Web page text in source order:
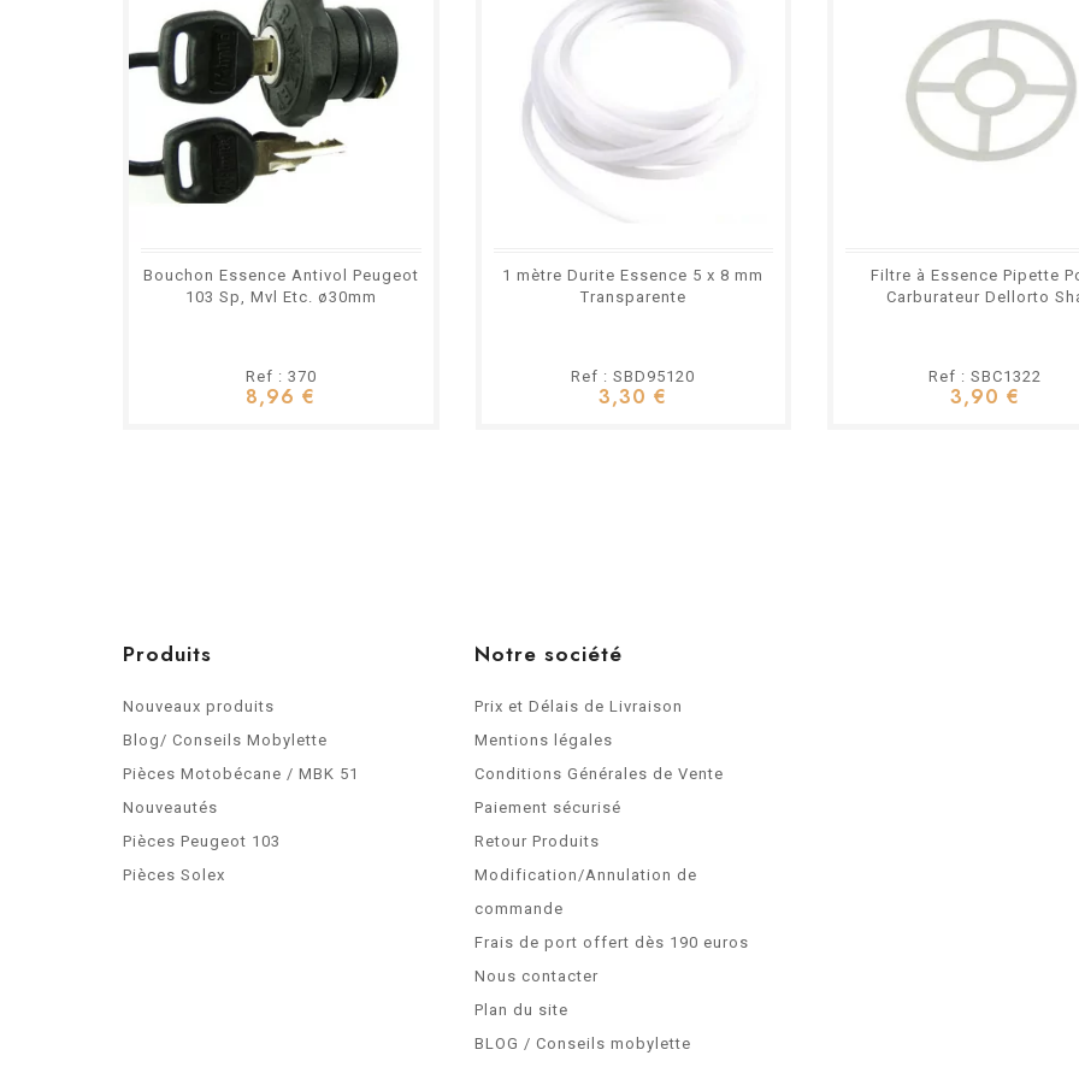
Bouchon Essence Antivol Peugeot
103 Sp, Mvl Etc. ø30mm
Ref : 370
8,96 €
1 mètre Durite Essence 5 x 8 mm
Transparente
Ref : SBD95120
3,30 €
Filtre à Essence Pipette
Carburateur Dellorto
Ref : SBC1322
3,90 €
Produits
Nouveaux produits
Blog/ Conseils Mobylette
Pièces Motobécane / MBK 51
Nouveautés
Pièces Peugeot 103
Pièces Solex
Notre société
Prix et Délais de Livraison
Mentions légales
Conditions Générales de Vente
Paiement sécurisé
Retour Produits
Modification/Annulation de
commande
Frais de port offert dès 190 euros
Nous contacter
Plan du site
BLOG / Conseils mobylette